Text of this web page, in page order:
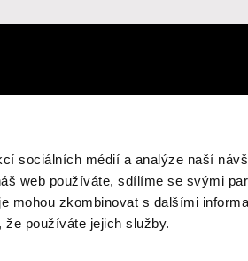
sociálních médií a analýze naší
web používáte, sdílíme se svými
mohou zkombinovat s dalšími
používáte jejich služby.